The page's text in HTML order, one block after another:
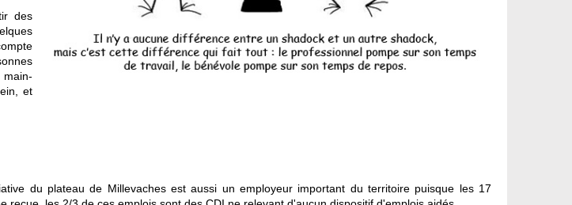
des
main-
et
du plateau de Millevaches est aussi un employeur important du territoire puisque les 17